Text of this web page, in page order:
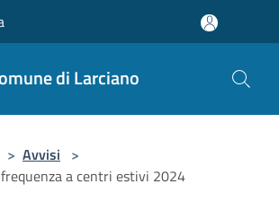
di Larciano
> Avvisi >
a centri estivi 2024